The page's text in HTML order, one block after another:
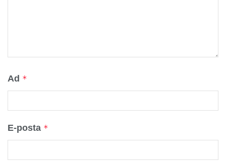
Ad *
E-posta *